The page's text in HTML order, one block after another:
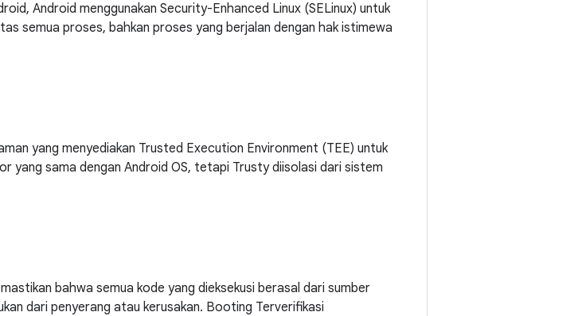
Android menggunakan Security-Enhanced Linux (SELinux) untuk
semua proses, bahkan proses yang berjalan dengan hak istimewa
yang menyediakan Trusted Execution Environment (TEE) untuk
yang sama dengan Android OS, tetapi Trusty diisolasi dari sistem
bahwa semua kode yang dieksekusi berasal dari sumber
dari penyerang atau kerusakan. Booting Terverifikasi